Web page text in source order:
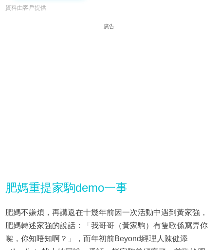
資料由客戶提供
廣告
肥媽重提家駒demo一事
肥媽不嫌煩，再講返在十幾年前因一次活動中遇到黃家強，
肥媽轉述家強的說話：「我哥哥（黃家駒）有隻歌係寫畀你
㗎，你知唔知啊？」，而年初前Beyond經理人陳健添